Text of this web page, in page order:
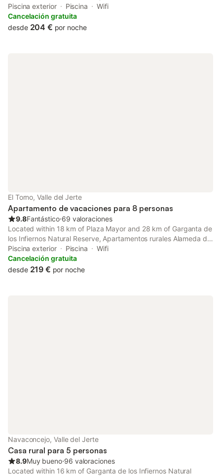
rooms with air conditioning and a private bathroom in
Navaconcejo.
Piscina exterior Piscina
Wifi
Cancelación gratuita
desde 204 € por noche
El Torno, Valle del Jerte
Apartamento de vacaciones para 8 personas
9.8Fantástico⋅69 valoraciones
Located within 18 km of Plaza Mayor and 28 km of Garganta de
los Infiernos Natural Reserve, Apartamentos rurales Alameda del
Jerte provides rooms with air conditioning and a private
bathroom in El Torno.
Piscina exterior Piscina
Wifi
Cancelación gratuita
desde 219 € por noche
Navaconcejo, Valle del Jerte
Casa rural para 5 personas
8.9Muy bueno⋅96 valoraciones
Located within 16 km of Garganta de los Infiernos Natural